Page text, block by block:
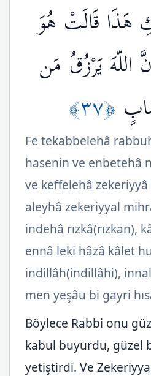
هَذَا قَالَتْ هُوَ
اللّهَ يَرْزُقُ مَن
﴿٣٧﴾
Fe tekabbelehâ
hasenin ve enbetehâ
ve keffelehâ
aleyhâ zekeriyyal
indehâ rızkâ(rızkan),
ennâ leki hâzâ kâlet
indillâh(indillâhi),
men yeşâu bi gayri
Böylece Rabbi onu
kabul buyurdu, güzel
yetiştirdi. Ve Zekeriyya